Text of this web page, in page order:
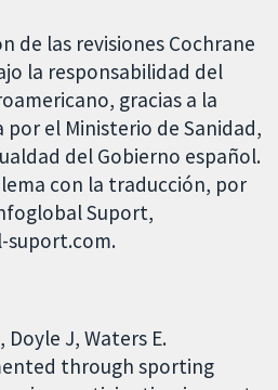
de las revisiones Cochrane
la responsabilidad del
gracias a la
el Ministerio de Sanidad,
del Gobierno español.
con la traducción, por
Suport,
suport.com.
J, Waters E.
through sporting